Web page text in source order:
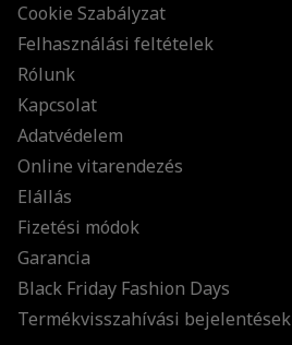
Cookie Szabályzat
Felhasználási feltételek
Rólunk
Kapcsolat
Adatvédelem
Online vitarendezés
Elállás
Fizetési módok
Garancia
Black Friday Fashion Days
Termékvisszahívási bejelentések